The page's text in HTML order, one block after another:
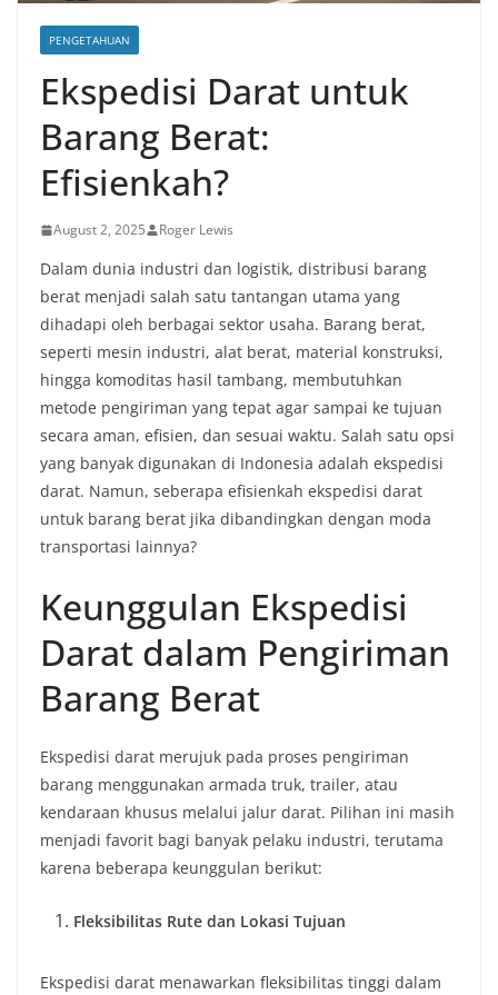
PENGETAHUAN
Ekspedisi Darat untuk
Barang Berat:
Efisienkah?
August 2, 2025 Roger Lewis
Dalam dunia industri dan logistik, distribusi barang
berat menjadi salah satu tantangan utama yang
dihadapi oleh berbagai sektor usaha. Barang berat,
seperti mesin industri, alat berat, material konstruksi,
hingga komoditas hasil tambang, membutuhkan
metode pengiriman yang tepat agar sampai ke tujuan
secara aman, efisien, dan sesuai waktu. Salah satu opsi
yang banyak digunakan di Indonesia adalah ekspedisi
darat. Namun, seberapa efisienkah ekspedisi darat
untuk barang berat jika dibandingkan dengan moda
transportasi lainnya?
Keunggulan Ekspedisi
Darat dalam Pengiriman
Barang Berat
Ekspedisi darat merujuk pada proses pengiriman
barang menggunakan armada truk, trailer, atau
kendaraan khusus melalui jalur darat. Pilihan ini masih
menjadi favorit bagi banyak pelaku industri, terutama
karena beberapa keunggulan berikut:
Fleksibilitas Rute dan Lokasi Tujuan
Ekspedisi darat menawarkan fleksibilitas tinggi dalam